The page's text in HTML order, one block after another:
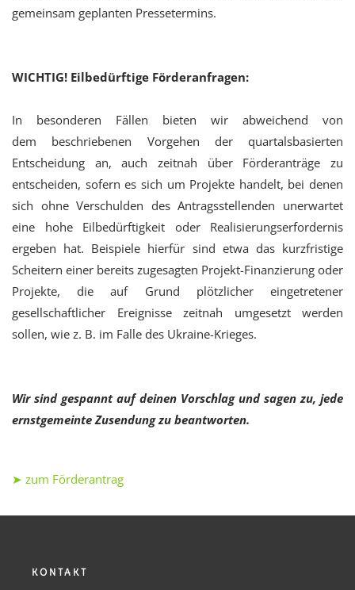
gemeinsam geplanten Pressetermins.
WICHTIG! Eilbedürftige Förderanfragen:
In besonderen Fällen bieten wir abweichend von
dem beschriebenen Vorgehen der quartalsbasierten
Entscheidung an, auch zeitnah über Förderanträge zu
entscheiden, sofern es sich um Projekte handelt, bei denen
sich ohne Verschulden des Antragsstellenden unerwartet
eine hohe Eilbedürftigkeit oder Realisierungserfordernis
ergeben hat. Beispiele hierfür sind etwa das kurzfristige
Scheitern einer bereits zugesagten Projekt-Finanzierung oder
Projekte, die auf Grund plötzlicher eingetretener
gesellschaftlicher Ereignisse zeitnah umgesetzt werden
sollen, wie z. B. im Falle des Ukraine-Krieges.
Wir sind gespannt auf deinen Vorschlag und sagen zu, jede
ernstgemeinte Zusendung zu beantworten.
➤ zum Förderantrag
KONTAKT